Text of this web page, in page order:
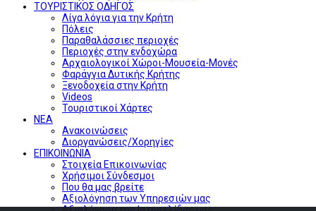
ΤΟΥΡΙΣΤΙΚΟΣ ΟΔΗΓΟΣ
Λίγα λόγια για την Κρήτη
Πόλεις
Παραθαλάσσιες περιοχές
Περιοχές στην ενδοχώρα
Αρχαιολογικοί Χώροι-Μουσεία-Μονές
Φαράγγια Δυτικής Κρήτης
Ξενοδοχεία στην Κρήτη
Videos
Τουριστικοί Χάρτες
ΝΕΑ
Ανακοινώσεις
Διοργανώσεις/Χορηγίες
ΕΠΙΚΟΙΝΩΝΙΑ
Στοιχεία Επικοινωνίας
Χρήσιμοι Σύνδεσμοι
Που θα μας βρείτε
Αξιολόγηση των Υπηρεσιών μας